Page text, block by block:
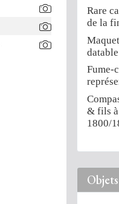
Rare
de la
Fume-
& fils à
1800/